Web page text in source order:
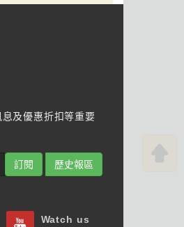
及優惠折扣等重要
訂閱 歷史報區
Watch us